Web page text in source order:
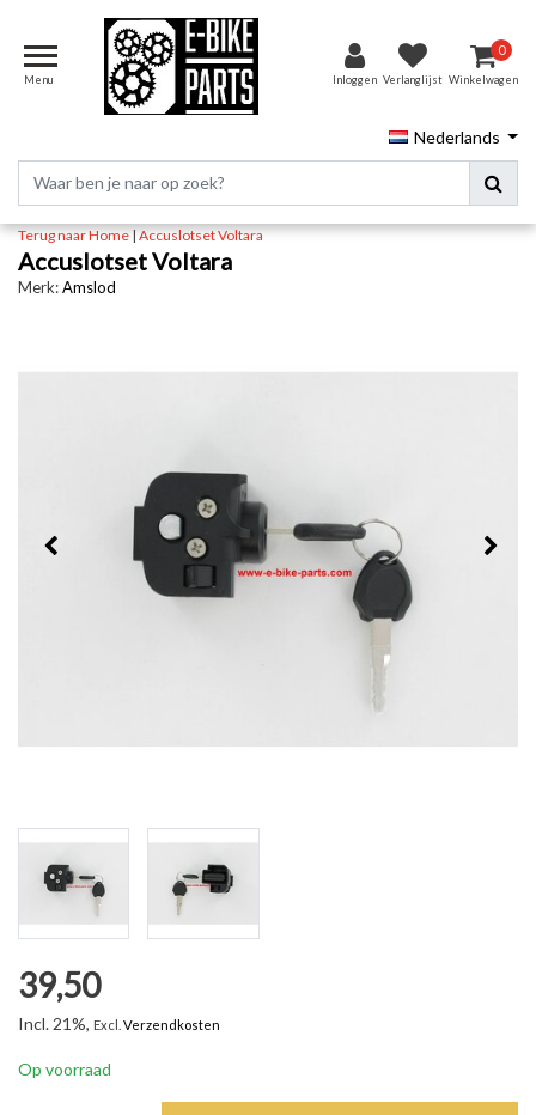
Menu Inloggen Verlanglijst
0
Winkelwagen
Nederlands
Terug naar Home|Accuslotset Voltara
Accuslotset Voltara
Merk:Amslod
39,50
Incl. 21%, Excl. Verzendkosten
Op voorraad